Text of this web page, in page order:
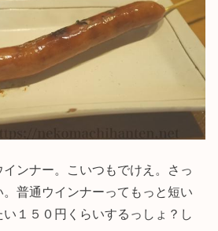
ンナー。こいつもでけえ。さっ
普通ウインナーってもっと短い
１５０円くらいするっしょ？し